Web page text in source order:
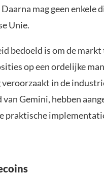
mag geen enkele
Unie.
bedoeld is om de markt
op een ordelijke
in de
Gemini, hebben
praktische